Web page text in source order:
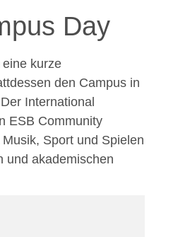
Day
kurze
den Campus in
International
ESB Community
Sport und Spielen
und akademischen